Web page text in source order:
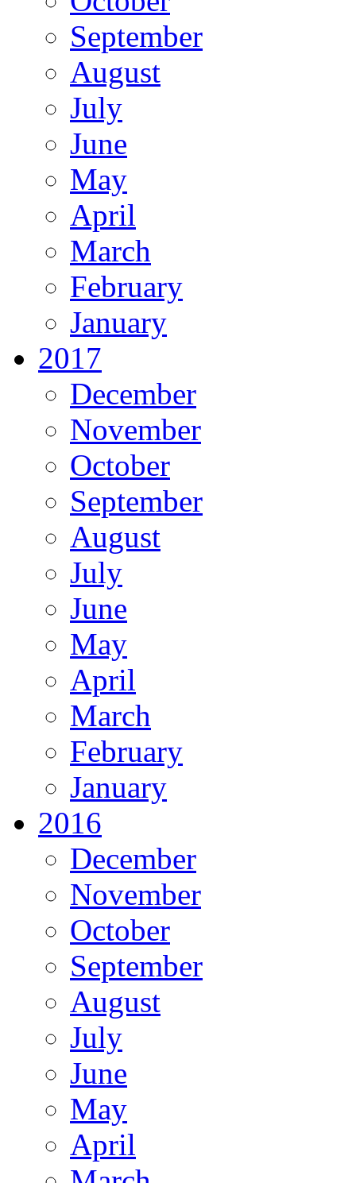
September
August
July
June
May
April
March
February
January
2017
December
November
October
September
August
July
June
May
April
March
February
January
2016
December
November
October
September
August
July
June
May
April